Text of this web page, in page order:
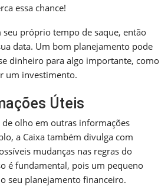
essa chance!
seu próprio tempo de saque, então
data. Um bom planejamento pode
dinheiro para algo importante, como
um investimento.
Úteis
olho em outras informações
a Caixa também divulga com
mudanças nas regras do
é fundamental, pois um pequeno
seu planejamento financeiro.